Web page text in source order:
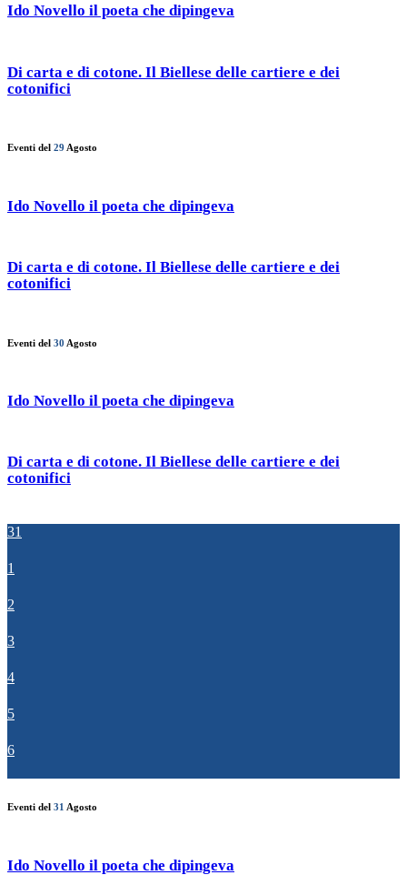
Ido Novello il poeta che dipingeva
Di carta e di cotone. Il Biellese delle cartiere e dei
cotonifici
Eventi del 29 Agosto
Ido Novello il poeta che dipingeva
Di carta e di cotone. Il Biellese delle cartiere e dei
cotonifici
Eventi del 30 Agosto
Ido Novello il poeta che dipingeva
Di carta e di cotone. Il Biellese delle cartiere e dei
cotonifici
31
1
2
3
4
5
6
Eventi del 31 Agosto
Ido Novello il poeta che dipingeva